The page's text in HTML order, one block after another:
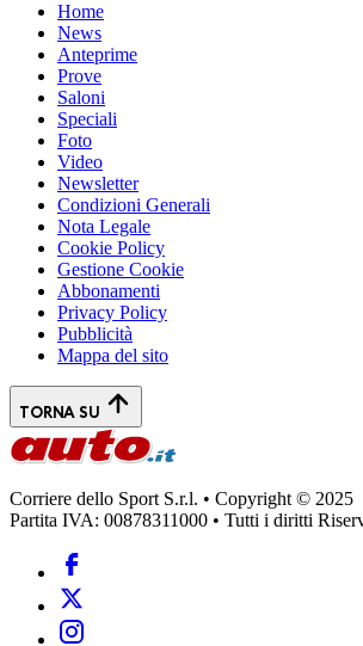
Home
News
Anteprime
Prove
Saloni
Speciali
Foto
Video
Newsletter
Condizioni Generali
Nota Legale
Cookie Policy
Gestione Cookie
Abbonamenti
Privacy Policy
Pubblicità
Mappa del sito
TORNA SU
Corriere dello Sport S.r.l. • Copyright © 2025
Partita IVA: 00878311000 • Tutti i diritti